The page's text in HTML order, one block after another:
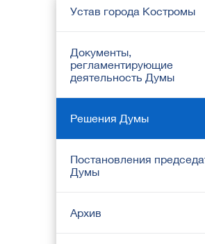
Устав города Костромы
Документы,
регламентирующие
деятельность Думы
Решения Думы
Постановления
Думы
Архив